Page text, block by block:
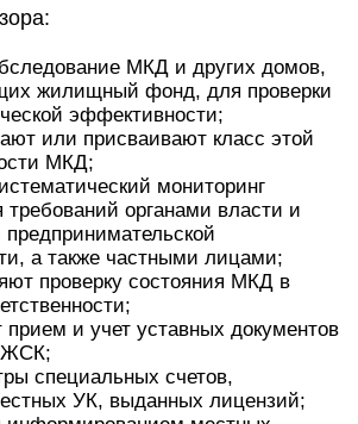
МКД и других домов,
жилищный фонд, для проверки
эффективности;
или присваивают класс этой
МКД;
мониторинг
требований органами власти и
а также частными лицами;
проверку состояния МКД в
прием и учет уставных документов
специальных счетов,
УК, выданных лицензий;